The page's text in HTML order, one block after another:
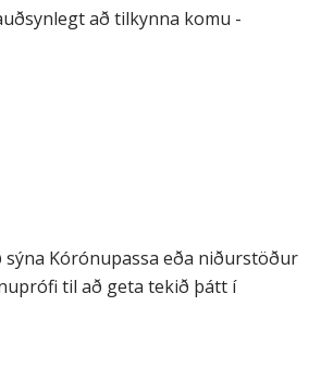
að tilkynna komu -
sýna Kórónupassa eða niðurstöður
til að geta tekið þátt í